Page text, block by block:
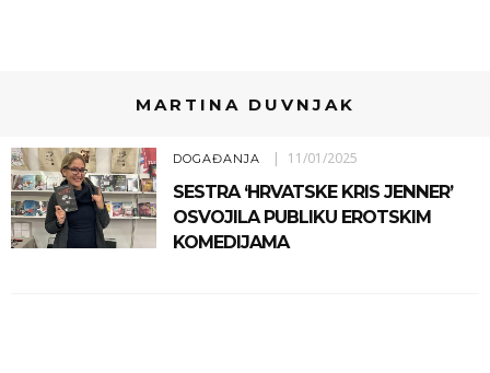
MARTINA DUVNJAK
DOGAĐANJA 11/01/2025
SESTRA ‘HRVATSKE KRIS JENNER’
OSVOJILA PUBLIKU EROTSKIM
KOMEDIJAMA